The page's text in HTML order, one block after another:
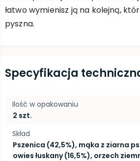
łatwo wymienisz ją na kolejną,
pyszna.
Specyfikacja
Ilość w opakowaniu
2 szt.
Skład
Pszenica (42,5%), mąka z ziarna
owies łuskany (16,5%), orzech